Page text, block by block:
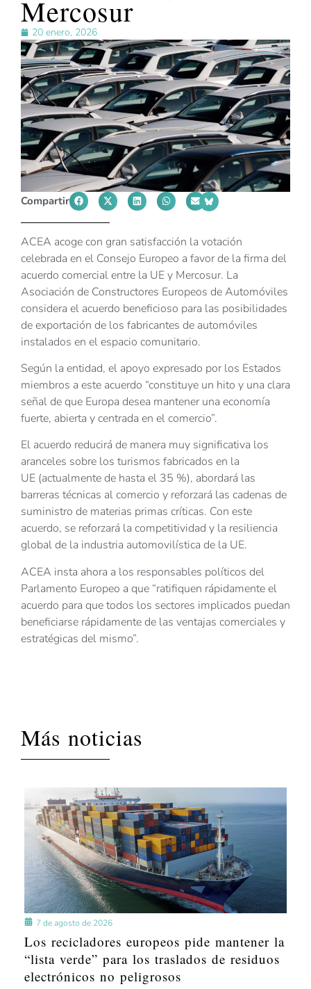
Mercosur
20 enero, 2026
Compartir
ACEA acoge con gran satisfacción la votación
celebrada en el Consejo Europeo a favor de la firma del
acuerdo comercial entre la UE y Mercosur. La
Asociación de Constructores Europeos de Automóviles
considera el acuerdo beneficioso para las posibilidades
de exportación de los fabricantes de automóviles
instalados en el espacio comunitario.
Según la entidad, el apoyo expresado por los Estados
miembros a este acuerdo “constituye un hito y una clara
señal de que Europa desea mantener una economía
fuerte, abierta y centrada en el comercio”.
El acuerdo reducirá de manera muy significativa los
aranceles sobre los turismos fabricados en la
UE (actualmente de hasta el 35 %), abordará las
barreras técnicas al comercio y reforzará las cadenas de
suministro de materias primas críticas. Con este
acuerdo, se reforzará la competitividad y la resiliencia
global de la industria automovilística de la UE.
ACEA insta ahora a los responsables políticos del
Parlamento Europeo a que “ratifiquen rápidamente el
acuerdo para que todos los sectores implicados puedan
beneficiarse rápidamente de las ventajas comerciales y
estratégicas del mismo”.
Más noticias
7 de agosto de 2026
Los recicladores europeos pide mantener la
“lista verde” para los traslados de residuos
electrónicos no peligrosos